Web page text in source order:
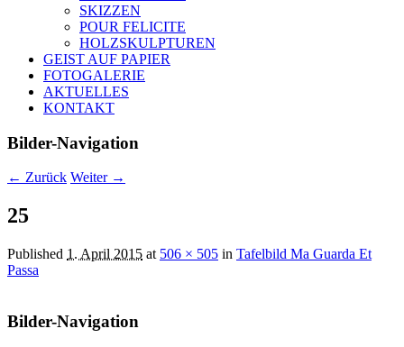
SKIZZEN
POUR FELICITE
HOLZSKULPTUREN
GEIST AUF PAPIER
FOTOGALERIE
AKTUELLES
KONTAKT
Bilder-Navigation
← Zurück Weiter →
25
Published 1. April 2015 at 506 × 505 in Tafelbild Ma Guarda Et
Passa
Bilder-Navigation